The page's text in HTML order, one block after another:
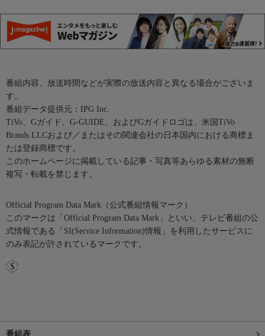
番組内容、放送時間などが実際の放送内容と異なる場合がございま
す。
番組データ提供元：IPG Inc.
TiVo、Gガイド、G-GUIDE、およびGガイドロゴは、米国TiVo
Brands LLCおよび／またはその関連会社の日本国内における商標ま
たは登録商標です。
このホームページに掲載している記事・写真等あらゆる素材の無断
複写・転載を禁じます。
Official Program Data Mark（公式番組情報マーク）
このマークは「Official Program Data Mark」といい、テレビ番組の公
式情報である「SI(Service Information)情報」を利用したサービスに
のみ表記が許されているマークです。
番組表